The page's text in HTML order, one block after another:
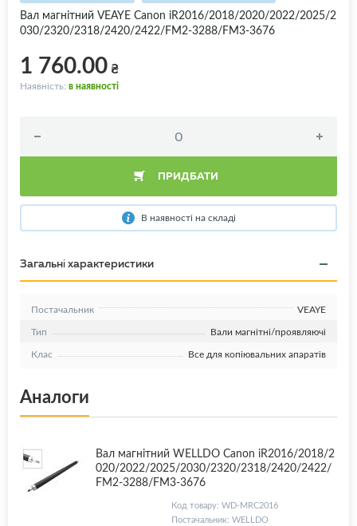
Вал магнітний VEAYE Canon iR2016/2018/2020/2022/2025/2
030/2320/2318/2420/2422/FM2-3288/FM3-3676
1 760.00₴
Наявність: в наявності
ПРИДБАТИ
В наявності на складі
Загальні характеристики
Постачальник
VEAYE
Тип
Вали магнітні/проявляючі
Клас
Все для копіювальних апаратів
Аналоги
Вал магнітний WELLDO Canon iR2016/2018/2
020/2022/2025/2030/2320/2318/2420/2422/
FM2-3288/FM3-3676
Код товару: WD-MRC2016
Постачальник: WELLDO